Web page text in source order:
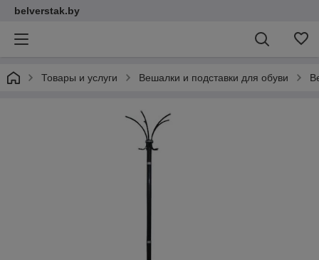
belverstak.by
Товары и услуги Вешалки и подставки для обуви